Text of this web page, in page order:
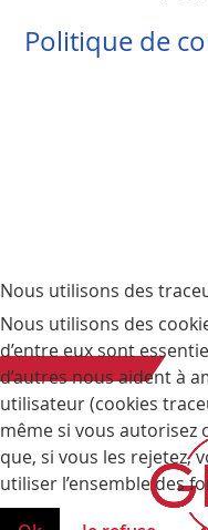
Politique de
Nous utilisons des
d’entre eux sont
d’autres nous aident à
utilisateur (cookies
même si vous autorisez
que, si vous les rejetez,
utiliser l’ensemble des
Ok
Je refuse